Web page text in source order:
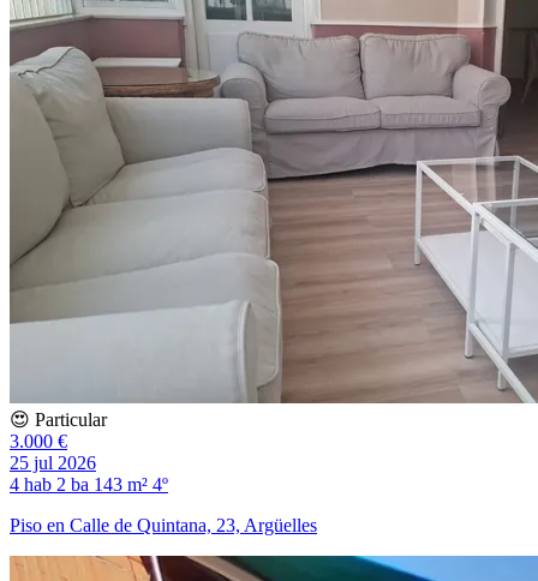
😍 Particular
3.000 €
25 jul 2026
4 hab 2 ba 143 m² 4º
Piso en Calle de Quintana, 23, Argüelles